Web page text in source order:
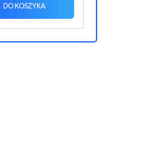
DO KOSZYKA